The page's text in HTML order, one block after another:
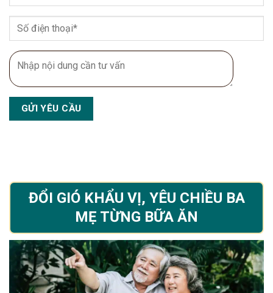
ĐỔI GIÓ KHẨU VỊ, YÊU CHIỀU BA
MẸ TỪNG BỮA ĂN